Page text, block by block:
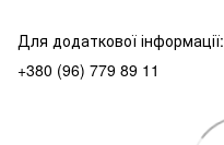
Для додаткової інформації:
+380 (96) 779 89 11